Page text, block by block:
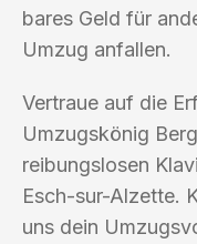
bares Geld für
Umzug anfallen.
Vertraue auf die
Umzugskönig
reibungslosen
Esch-sur-Alzette.
uns dein